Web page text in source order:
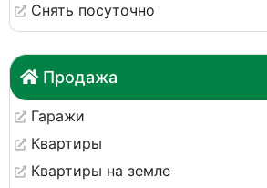
Снять посуточно
Продажа
Гаражи
Квартиры
Квартиры на земле